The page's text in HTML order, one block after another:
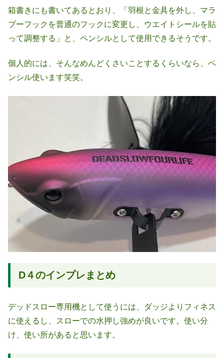
箱書きにも書いてあるとおり、「羽根と金具を外し、マラ
ブーフックを普通のフックに変更し、ウエイトシールを貼
って調整する」と、ペンシルとして使用できるそうです。
個人的には、そんなめんどくさいことするくらいなら、ペ
ンシル使います笑笑。
D４のインプレまとめ
デッドスロー専用機として使うには、ダッジよりフィネス
に使えるし、スローでの水押し強めが良いです。使い分
け、使い所があると思います。